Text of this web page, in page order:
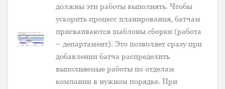
должны эти работы выполнять. Чтобы
ускорить процесс планирования, батчам
присваиваются шаблоны сборки (работа
– департамент). Это позволяет сразу при
добавлении батча распределить
выполняемые работы по отделам
компании в нужном порядке. При